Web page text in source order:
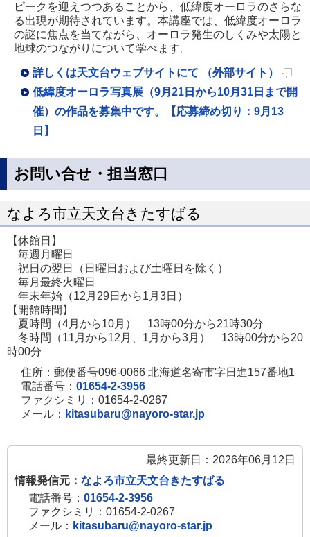
ピークを迎えつつあることから、低緯度オーロラのさらな
る出現が期待されています。本講座では、低緯度オーロラ
の謎に焦点を当てながら、オーロラ発生のしくみや太陽と
地球のつながりについて学べます。
詳しくは天文台ウェブサイトにて （外部サイト）
新
規
き
低緯度オーロラ写真展（9月21日から10月31日まで開
催）の作品を募集中です。【応募締め切り：9月13
日】
お問い合せ・担当窓口
なよろ市立天文台きたすばる
【休館日】
毎週月曜日
祝日の翌日（日曜日および土曜日を除く）
毎月最終火曜日
年末年始（12月29日から1月3日）
【開館時間】
夏時間（4月から10月） 13時00分から21時30分
冬時間（11月から12月、1月から3月） 13時00分から20
時00分
住所：郵便番号096-0066 北海道名寄市字日進157番地1
電話番号： 01654-2-3956
ファクシミリ：01654-2-0267
メール： kitasubaru@nayoro-star.jp
最終更新日：2026年06月12日
情報発信元： なよろ市立天文台きたすばる
電話番号： 01654-2-3956
ファクシミリ：01654-2-0267
メール： kitasubaru@nayoro-star.jp